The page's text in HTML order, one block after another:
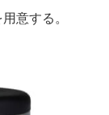
意する。